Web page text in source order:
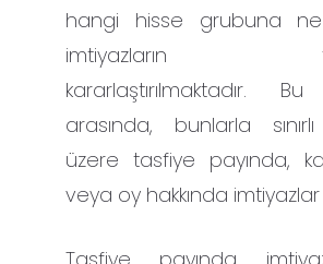
hangi hisse grubuna
imtiyazların
kararlaştırılmaktadır.
arasında, bunlarla
üzere tasfiye payında,
veya oy hakkında